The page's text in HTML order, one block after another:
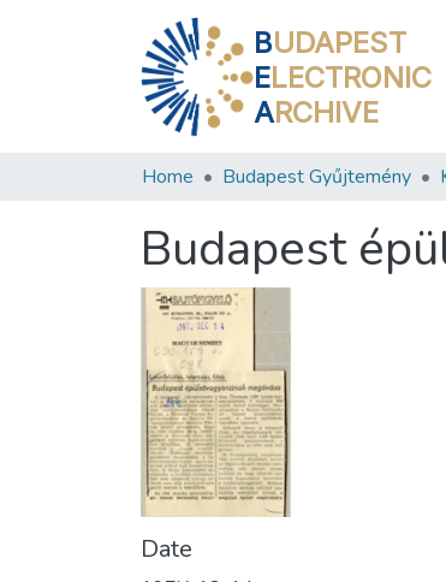
BUDAPEST
ELECTRONIC
ARCHIVE
Home Budapest Gyűjtemény
Budapest
Date